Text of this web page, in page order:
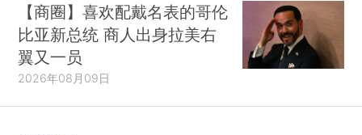
【商圈】喜欢配戴名表的哥伦
比亚新总统 商人出身拉美右
翼又一员
2026年08月09日